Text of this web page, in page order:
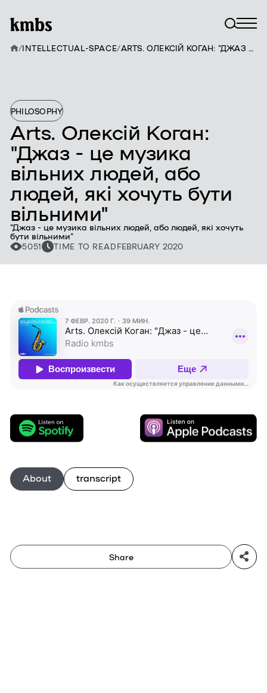
PHILOSOPHY
Arts. Олексій Коган:
"Джаз - це музика
вільних людей, або
людей, які хочуть бути
вільними"
"Джаз - це музика вільних людей, або людей, які хочуть
бути вільними"
5051 TIME TO READ FEBRUARY 2020
/INTELLECTUAL-SPACE/ ARTS. ОЛЕКСІЙ КОГАН: "ДЖАЗ - ЦЕ МУЗИКА ВІЛЬНИХ ЛЮДЕЙ, АБО ЛЮДЕЙ, ЯКІ ХОЧУТЬ БУТИ ВІЛЬНИМИ"
Share
About transcript